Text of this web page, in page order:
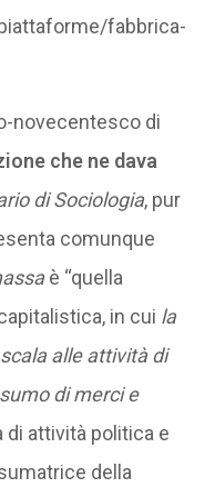
fabbrica-
novecentesco di
che ne dava
di Sociologia, pur
comunque
è “quella
in cui la
alle attività di
di merci e
di attività politica e
della